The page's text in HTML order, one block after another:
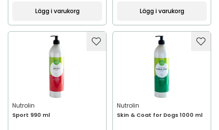
Lägg i varukorg Lägg i varukorg
Nutrolin
Sport 990 ml
Nutrolin
Skin & Coat for Dogs 1000 ml